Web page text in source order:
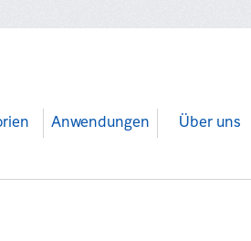
Anwendungen Über uns